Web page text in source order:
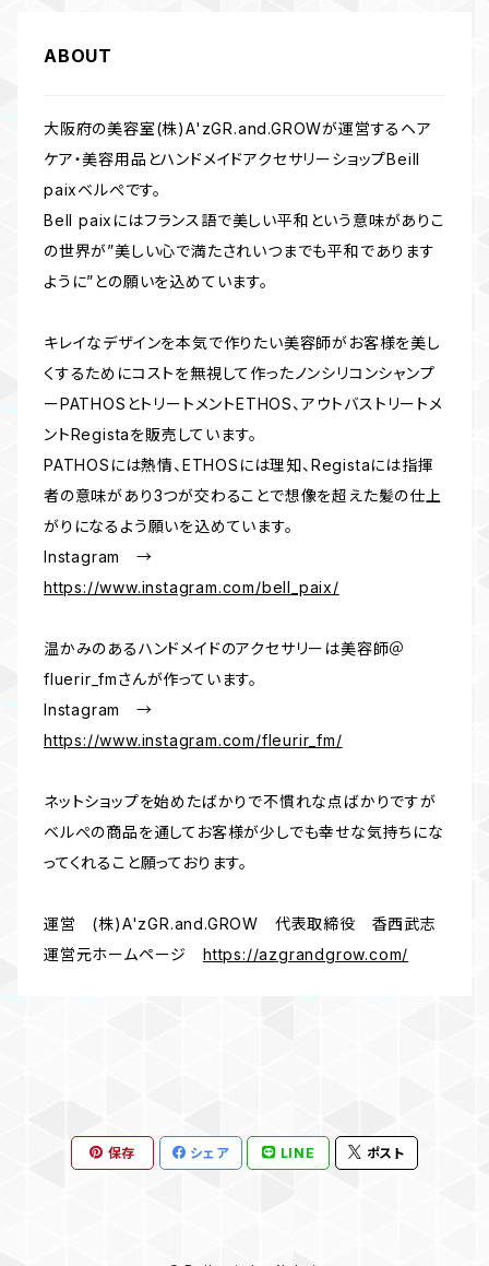
ABOUT
大阪府の美容室(株)A'zGR.and.GROWが運営するヘア
ケア・美容用品とハンドメイドアクセサリーショップBeill
paixベルぺです。
Bell paixにはフランス語で美しい平和という意味がありこ
の世界が”美しい心で満たされいつまでも平和であります
ように”との願いを込めています。
キレイなデザインを本気で作りたい美容師がお客様を美し
くするためにコストを無視して作ったノンシリコンシャンプ
ーPATHOSとトリートメントETHOS、アウトバストリートメ
ントRegistaを販売しています。
PATHOSには熱情、ETHOSには理知、Registaには指揮
者の意味があり3つが交わることで想像を超えた髪の仕上
がりになるよう願いを込めています。
Instagram →
https://www.instagram.com/bell_paix/
温かみのあるハンドメイドのアクセサリーは美容師＠
fluerir_fmさんが作っています。
Instagram →
https://www.instagram.com/fleurir_fm/
ネットショップを始めたばかりで不慣れな点ばかりですが
ベルぺの商品を通してお客様が少しでも幸せな気持ちにな
ってくれること願っております。
運営 (株)A'zGR.and.GROW 代表取締役 香西武志
運営元ホームページ https://azgrandgrow.com/
保存 シェア LINE ポスト